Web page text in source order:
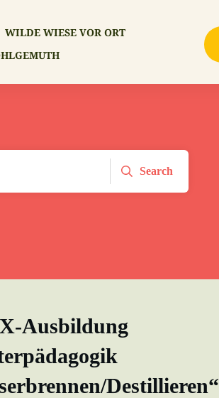
WILDE WIESE VOR ORT
Search
Ausbildung
Destillieren“